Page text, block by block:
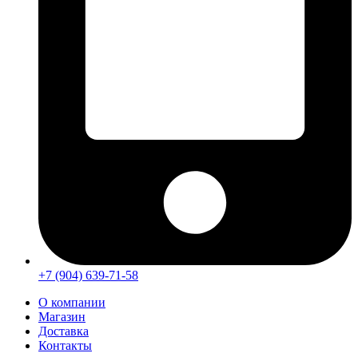
+7 (904) 639-71-58
О компании
Магазин
Доставка
Контакты